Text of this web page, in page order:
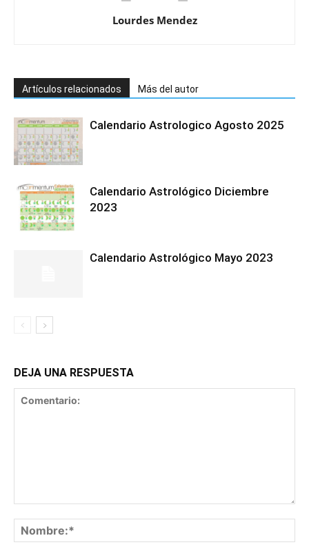
Lourdes Mendez
Artículos relacionados Más del autor
Calendario Astrologico Agosto 2025
Calendario Astrológico Diciembre
2023
Calendario Astrológico Mayo 2023
DEJA UNA RESPUESTA